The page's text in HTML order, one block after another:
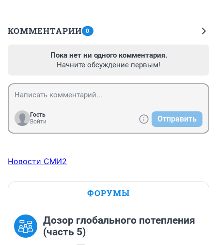
КОММЕНТАРИИ 0
Пока нет ни одного комментария.
Начните обсуждение первым!
Гость
Войти
Отправить
Новости СМИ2
ФОРУМЫ
Дозор глобального потепления
(часть 5)